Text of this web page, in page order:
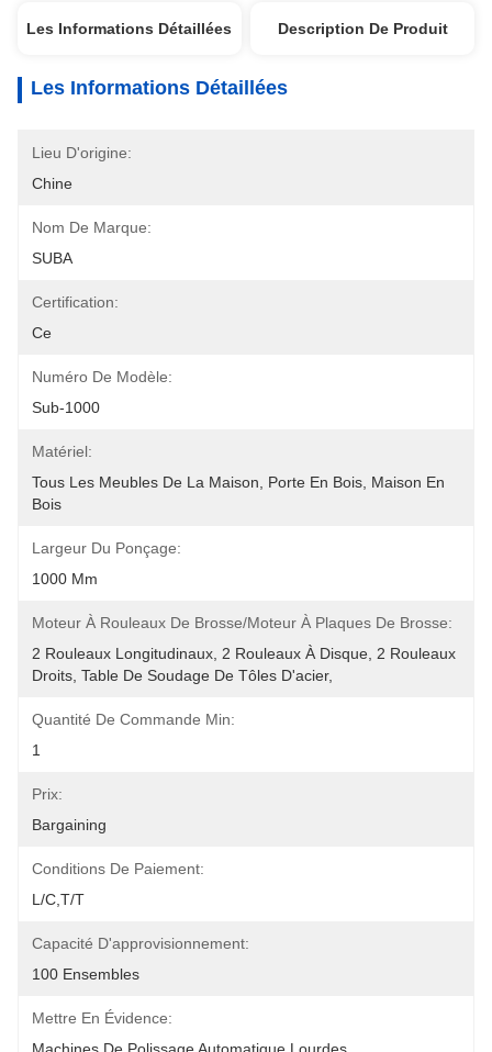
Les Informations Détaillées Description De Produit
Les Informations Détaillées
Lieu D'origine:
Chine
Nom De Marque:
SUBA
Certification:
Ce
Numéro De Modèle:
Sub-1000
Matériel:
Tous Les Meubles De La Maison, Porte En Bois, Maison En
Bois
Largeur Du Ponçage:
1000 Mm
Moteur À Rouleaux De Brosse/moteur À Plaques De Brosse:
2 Rouleaux Longitudinaux, 2 Rouleaux À Disque, 2 Rouleaux
Droits, Table De Soudage De Tôles D'acier,
Quantité De Commande Min:
1
Prix:
Bargaining
Conditions De Paiement:
L/C,T/T
Capacité D'approvisionnement:
100 Ensembles
Mettre En Évidence: